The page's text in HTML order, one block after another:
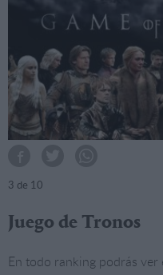
3 de 10
Juego de Tronos
En todo ranking podrás